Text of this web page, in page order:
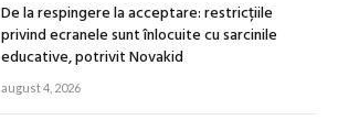
De la respingere la acceptare: restricțiile
privind ecranele sunt înlocuite cu sarcinile
educative, potrivit Novakid
august 4, 2026